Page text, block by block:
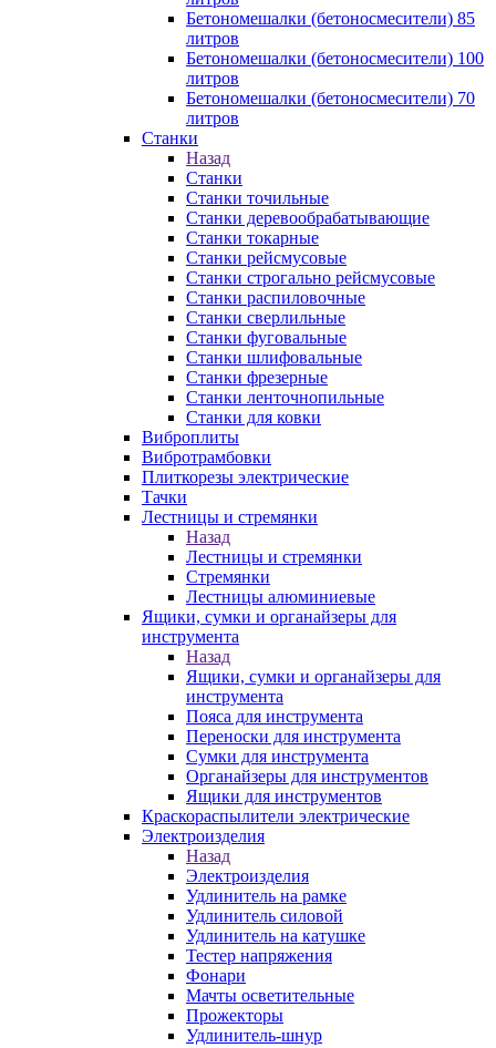
Бетономешалки (бетоносмесители) 85
литров
Бетономешалки (бетоносмесители) 100
литров
Бетономешалки (бетоносмесители) 70
литров
Станки
Назад
Станки
Станки точильные
Станки деревообрабатывающие
Станки токарные
Станки рейсмусовые
Станки строгально рейсмусовые
Станки распиловочные
Станки сверлильные
Станки фуговальные
Станки шлифовальные
Станки фрезерные
Станки ленточнопильные
Станки для ковки
Виброплиты
Вибротрамбовки
Плиткорезы электрические
Тачки
Лестницы и стремянки
Назад
Лестницы и стремянки
Стремянки
Лестницы алюминиевые
Ящики, сумки и органайзеры для
инструмента
Назад
Ящики, сумки и органайзеры для
инструмента
Пояса для инструмента
Переноски для инструмента
Сумки для инструмента
Органайзеры для инструментов
Ящики для инструментов
Краскораспылители электрические
Электроизделия
Назад
Электроизделия
Удлинитель на рамке
Удлинитель силовой
Удлинитель на катушке
Тестер напряжения
Фонари
Мачты осветительные
Прожекторы
Удлинитель-шнур